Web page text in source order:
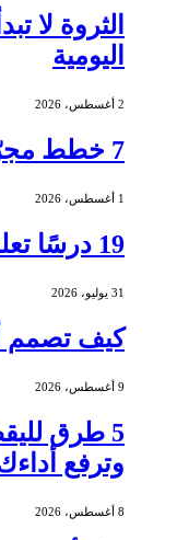
الثروة لا
اليومية
2 أغسطس، 2026
7 خطط مجرّبة لتحسين جودة نومك
1 أغسطس، 2026
19 درسًا تعلمتها من الفشل
31 يوليو، 2026
كيف تصمم
9 أغسطس، 2026
5 طرق
وترفع
8 أغسطس، 2026